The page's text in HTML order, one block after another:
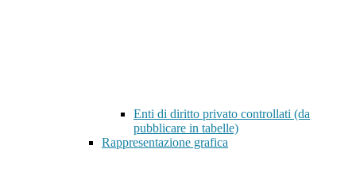
Enti di diritto privato controllati (da
pubblicare in tabelle)
Rappresentazione grafica